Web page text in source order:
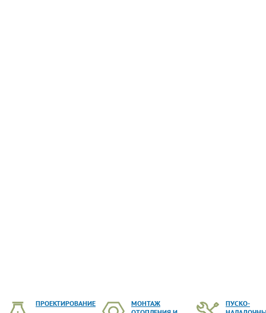
ПРОЕКТИРОВАНИЕ
МОНТАЖ
ПУСКО-